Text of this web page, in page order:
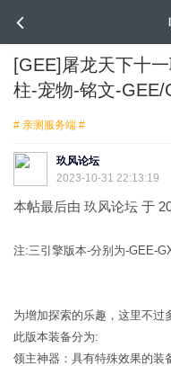
[GEE]屠龙天下十
柱-宠物-铭文-GEE/
# 亲测服务端 #
玖风论坛
2023-10-31 22:13:19
本帖最后由 玖风论坛 于
注:三引擎版本-分别为-GEE-
为增加探索的乐趣，这里不过
此版本装备分为:
领主神器：具有特殊效果的装